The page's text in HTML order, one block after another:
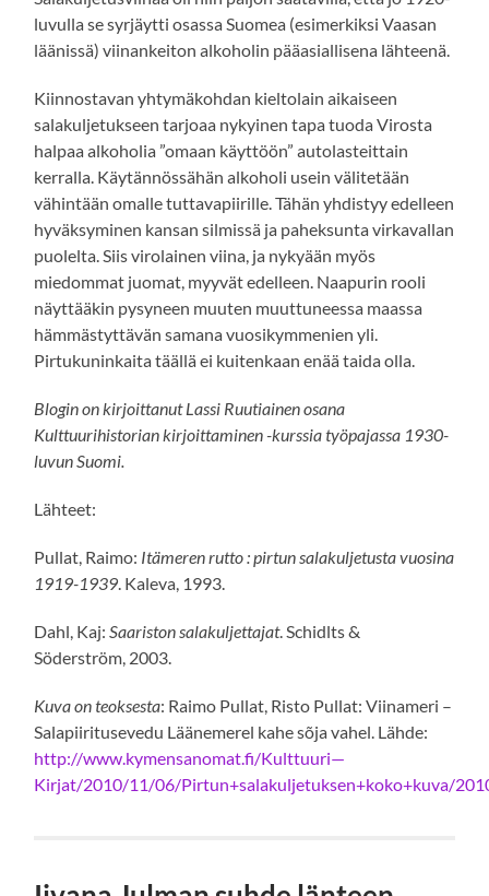
luvulla se syrjäytti osassa Suomea (esimerkiksi Vaasan
läänissä) viinankeiton alkoholin pääasiallisena lähteenä.
Kiinnostavan yhtymäkohdan kieltolain aikaiseen
salakuljetukseen tarjoaa nykyinen tapa tuoda Virosta
halpaa alkoholia ”omaan käyttöön” autolasteittain
kerralla. Käytännössähän alkoholi usein välitetään
vähintään omalle tuttavapiirille. Tähän yhdistyy edelleen
hyväksyminen kansan silmissä ja paheksunta virkavallan
puolelta. Siis virolainen viina, ja nykyään myös
miedommat juomat, myyvät edelleen. Naapurin rooli
näyttääkin pysyneen muuten muuttuneessa maassa
hämmästyttävän samana vuosikymmenien yli.
Pirtukuninkaita täällä ei kuitenkaan enää taida olla.
Blogin on kirjoittanut Lassi Ruutiainen osana
Kulttuurihistorian kirjoittaminen -kurssia työpajassa 1930-
luvun Suomi.
Lähteet:
Pullat, Raimo: Itämeren rutto : pirtun salakuljetusta vuosina
1919-1939 . Kaleva, 1993.
Dahl, Kaj: Saariston salakuljettajat. Schidlts &
Söderström, 2003.
Kuva on teoksesta: Raimo Pullat, Risto Pullat: Viinameri –
Salapiiritusevedu Läänemerel kahe sõja vahel. Lähde:
http://www.kymensanomat.fi/Kulttuuri—
Kirjat/2010/11/06/Pirtun+salakuljetuksen+koko+kuva/